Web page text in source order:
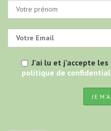
J'ai lu et j'accepte les
politique de